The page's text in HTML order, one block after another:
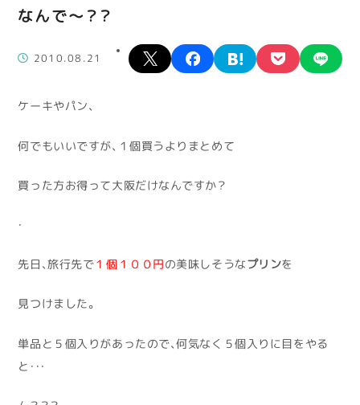
なんで～？？
2010.08.21
X facebookhatena pocket
ケーキやパン、
何でもいいですが、１個買うよりまとめて
買った方お得って大阪だけなんですか？
・
先日、旅行先で １個１００円 の美味しそうな プリンを
見つけました。
単品と５個入りがあったので、何気なく５個入りに目をやる
と・・・